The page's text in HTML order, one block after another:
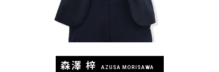
森澤 梓 AZUSA MORISAWA